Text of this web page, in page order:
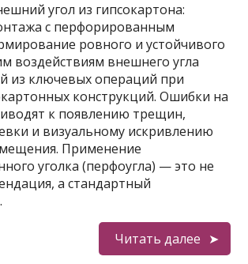
угол из гипсокартона:
с перфорированным
ровного и устойчивого
воздействиям внешнего угла
из ключевых операций при
конструкций. Ошибки на
к появлению трещин,
и визуальному искривлению
Применение
уголка (перфоугла) — это не
а стандартный
Читать далее